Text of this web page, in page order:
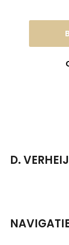
D.